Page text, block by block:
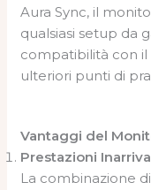
Aura Sync, il
qualsiasi setup da
compatibilità con il
ulteriori punti di
Vantaggi del
Prestazioni
La combinazione